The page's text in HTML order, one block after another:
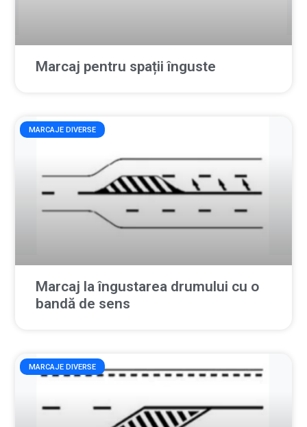
Marcaj pentru spații înguste
MARCAJE DIVERSE
Marcaj la îngustarea drumului cu o
bandă de sens
MARCAJE DIVERSE